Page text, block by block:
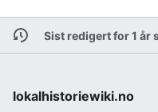
Sist redigert for 1 år
lokalhistoriewiki.no